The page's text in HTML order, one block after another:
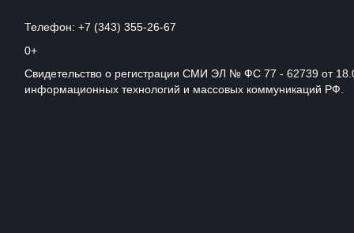
Телефон: +7 (343) 355-26-67
0+
Свидетельство о регистрации СМИ ЭЛ № ФС 77 - 62739 от
информационных технологий и массовых коммуникаций РФ.